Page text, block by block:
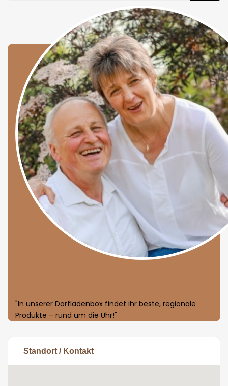
"In unserer Dorfladenbox findet ihr beste, regionale
Produkte – rund um die Uhr!"
Standort / Kontakt